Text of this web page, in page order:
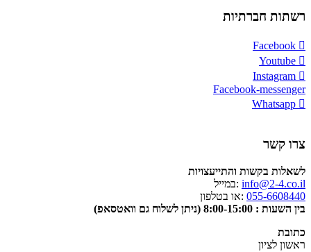
רשתות חברתיות
Facebook
Youtube
Instagram
Facebook-messenger
Whatsapp
צרו קשר
לשאלות בקשות והתייעצויות
info@2-4.co.il :במייל
055-6608440 :או בטלפון
בין השעות : 8:00-15:00 (ניתן לשלוח גם וואטסאפ)
כתובת
ראשון לציון